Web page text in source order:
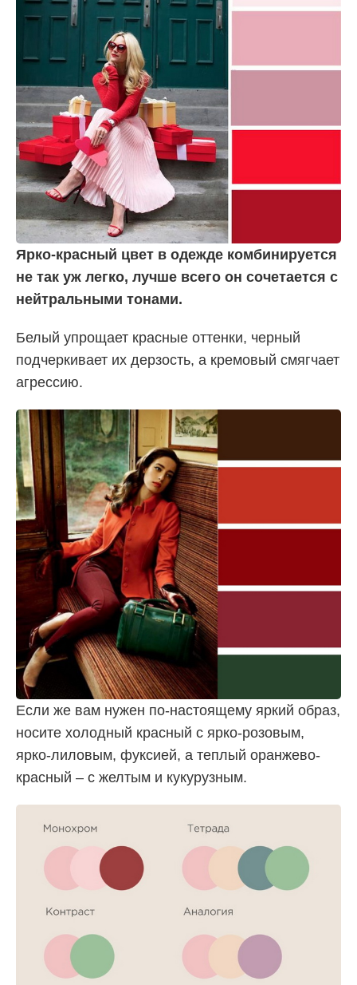
Ярко-красный цвет в одежде комбинируется
не так уж легко, лучше всего он сочетается с
нейтральными тонами.
Белый упрощает красные оттенки, черный
подчеркивает их дерзость, а кремовый смягчает
агрессию.
Если же вам нужен по-настоящему яркий образ,
носите холодный красный с ярко-розовым,
ярко-лиловым, фуксией, а теплый оранжево-
красный – с желтым и кукурузным.